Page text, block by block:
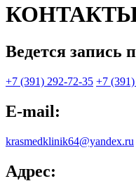
Ведется запись
+7 (391) 292-72-35 +7
E-mail:
krasmedklinik64@yandex.ru
Адрес: